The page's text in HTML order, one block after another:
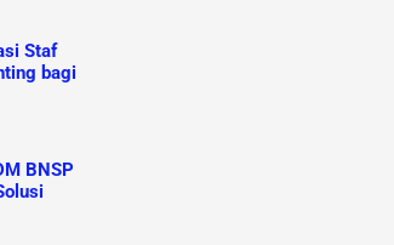
Staf
bagi
BNSP